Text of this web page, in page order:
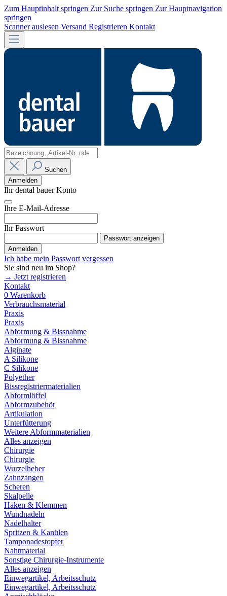
Zum Hauptinhalt springen Zur Suche springen Zur Hauptnavigation
springen
Scanner auslesen Versand Registrieren Kontakt
Suchen
Anmelden
Ihr dental bauer Konto
Ihre E-Mail-Adresse
Ihr Passwort
Passwort anzeigen
Anmelden
Ich habe mein Passwort vergessen
Sie sind neu im Shop?
→ Jetzt registrieren
Kontakt
0 Warenkorb
Verbrauchsmaterial
Praxis
Praxis
Abformung & Bissnahme
Abformung & Bissnahme
Alginate
A Silikone
C Silikone
Polyether
Bissregistriermaterialien
Abformlöffel
Abformzubehör
Artikulation
Unterfütterung
Weitere Abformmaterialien
Alles anzeigen
Chirurgie
Chirurgie
Wurzelheber
Zahnzangen
Scheren
Skalpelle
Haken & Klemmen
Wundnadeln
Nadelhalter
Spritzen & Kanülen
Tamponadestopfer
Nahtmaterial
Sonstige Chirurgie-Instrumente
Alles anzeigen
Einwegartikel, Arbeitsschutz
Einwegartikel, Arbeitsschutz